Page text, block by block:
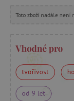
Toto zboží nadále není
Vhodné pro
tvořivost
od 9 let